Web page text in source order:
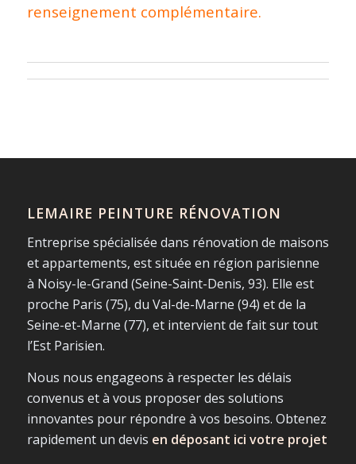
renseignement complémentaire.
LEMAIRE PEINTURE RÉNOVATION
Entreprise spécialisée dans rénovation de maisons
et appartements, est située en région parisienne
à Noisy-le-Grand (Seine-Saint-Denis, 93). Elle est
proche Paris (75), du Val-de-Marne (94) et de la
Seine-et-Marne (77), et intervient de fait sur tout
l’Est Parisien.
Nous nous engageons à respecter les délais
convenus et à vous proposer des solutions
innovantes pour répondre à vos besoins. Obtenez
rapidement un devis en déposant ici votre projet